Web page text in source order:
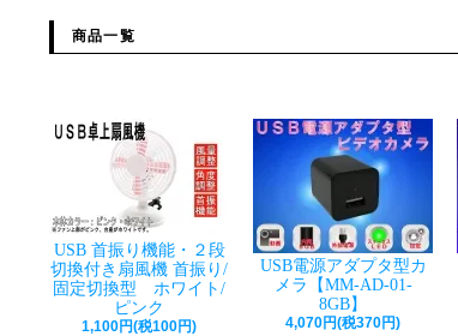
商品一覧
USB 首振り機能・２段
切換付き扇風機 首振り/
固定切換型 ホワイト/
ピンク
1,100円(税100円)
USB電源アダプタ型カ
メラ【MM-AD-01-
8GB】
4,070円(税370円)